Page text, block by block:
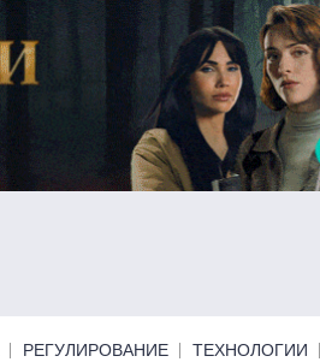
РЕГУЛИРОВАНИЕ ТЕХНОЛОГИИ